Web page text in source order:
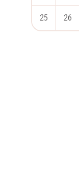
25 26